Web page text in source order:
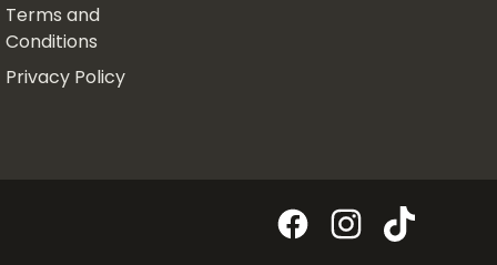
Terms and
Conditions
Privacy Policy
FacebookInstagram
TikTok